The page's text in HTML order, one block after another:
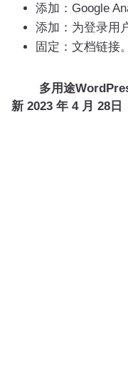
添加：Google
添加：为登录用
固定：文档链接。
多用途
新 2023 年 4 月 28日